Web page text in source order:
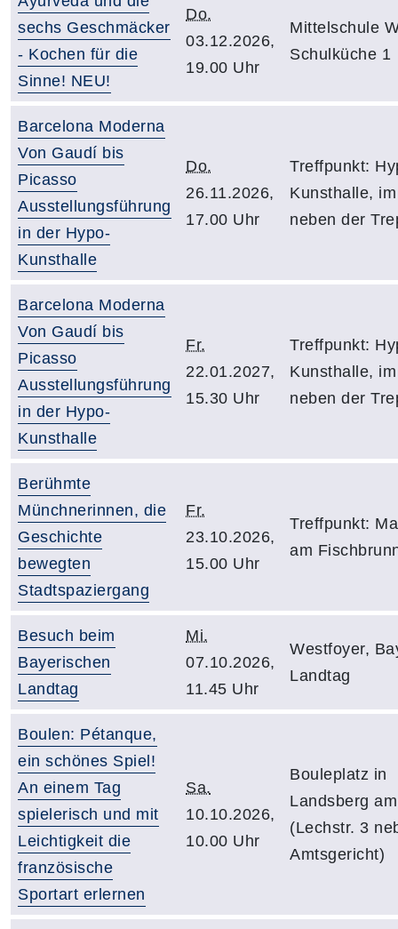
sechs Geschmäcker
- Kochen für die
Sinne! NEU!
Do.
03.12.2026,
19.00 Uhr
Mittelschule
Schulküche 1
Barcelona Moderna
Von Gaudí bis
Picasso
Ausstellungsführung
in der Hypo-
Kunsthalle
Do.
26.11.2026,
17.00 Uhr
Treffpunkt:
Kunsthalle,
neben der
Barcelona Moderna
Von Gaudí bis
Picasso
Ausstellungsführung
in der Hypo-
Kunsthalle
Fr.
22.01.2027,
15.30 Uhr
Treffpunkt:
Kunsthalle,
neben der
Berühmte
Münchnerinnen, die
Geschichte
bewegten
Stadtspaziergang
Fr.
23.10.2026,
15.00 Uhr
Treffpunkt:
am
Besuch beim
Bayerischen
Landtag
Mi.
07.10.2026,
11.45 Uhr
Westfoyer,
Landtag
Boulen: Pétanque,
ein schönes Spiel!
An einem Tag
spielerisch und mit
Leichtigkeit die
französische
Sportart erlernen
Sa.
10.10.2026,
10.00 Uhr
Bouleplatz in
Landsberg
(Lechstr. 3
Amtsgericht)